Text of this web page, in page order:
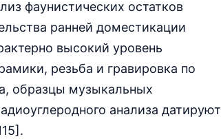
фаунистических остатков
ранней доместикации
высокий уровень
резьба и гравировка по
образцы музыкальных
анализа датируют